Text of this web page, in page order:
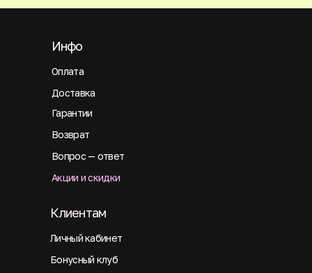
Оплата
Инфо
Доставка
Гарантии
Возврат
Вопрос — ответ
Акции и скидки
Личный кабинет
Клиентам
Бонусный клуб